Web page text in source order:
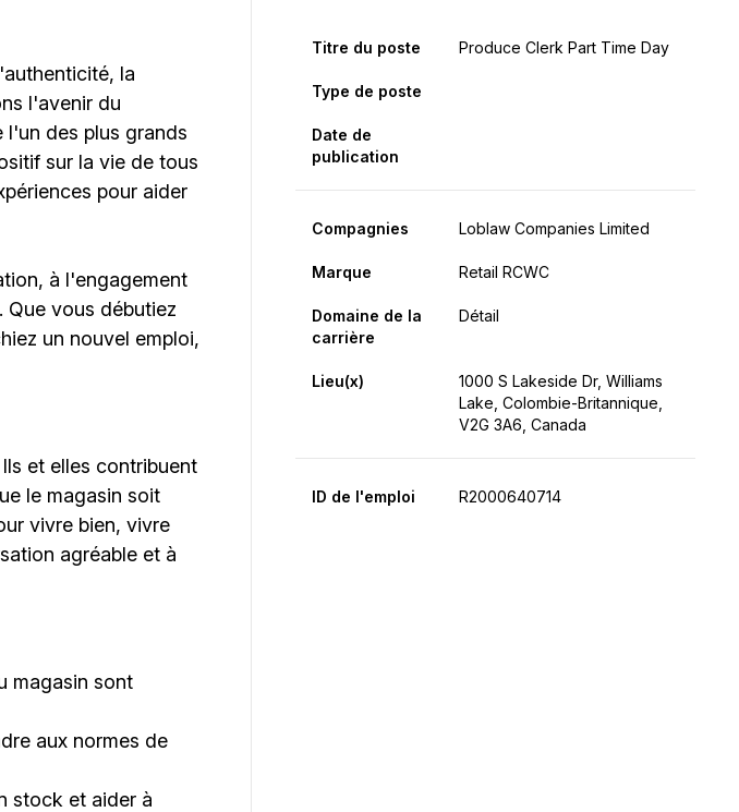
la
l'avenir du
l'un des plus grands
sur la vie de tous
pour aider
à l'engagement
Que vous débutiez
un nouvel emploi,
et elles contribuent
le magasin soit
vivre bien, vivre
agréable et à
magasin sont
aux normes de
stock et aider à
Titre du poste Produce Clerk Part Time Day
Type de poste
Date de
publication
Compagnies Loblaw Companies Limited
Marque Retail RCWC
Domaine de la
carrière
Détail
Lieu(x)
1000 S Lakeside Dr, Williams
Lake, Colombie-Britannique,
V2G 3A6, Canada
ID de l'emploi R2000640714